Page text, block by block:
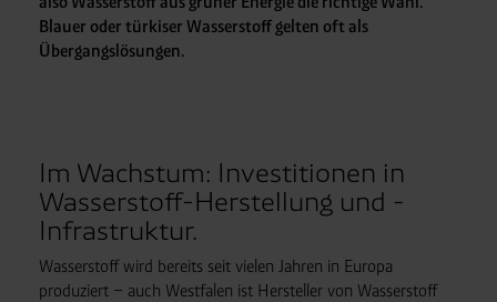
Blauer oder türkiser Wasserstoff gelten oft als
Übergangslösungen.
Im Wachstum: Investitionen in
Wasserstoff-Herstellung und -
Infrastruktur.
Wasserstoff wird bereits seit vielen Jahren in Europa
produziert – auch Westfalen ist Hersteller von Wasserstoff